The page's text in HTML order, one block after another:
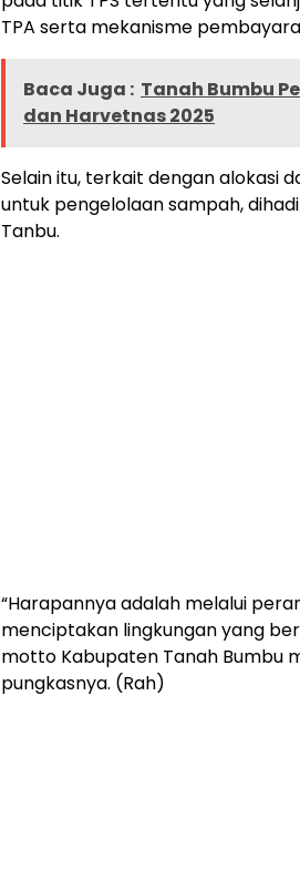
TPA serta mekanisme
Baca Juga : Tanah Bumbu
dan Harvetnas 2025
Selain itu, terkait dengan alokasi
untuk pengelolaan sampah,
Tanbu.
“Harapannya adalah melalui
menciptakan lingkungan yang
motto Kabupaten Tanah Bumbu
pungkasnya. (Rah)